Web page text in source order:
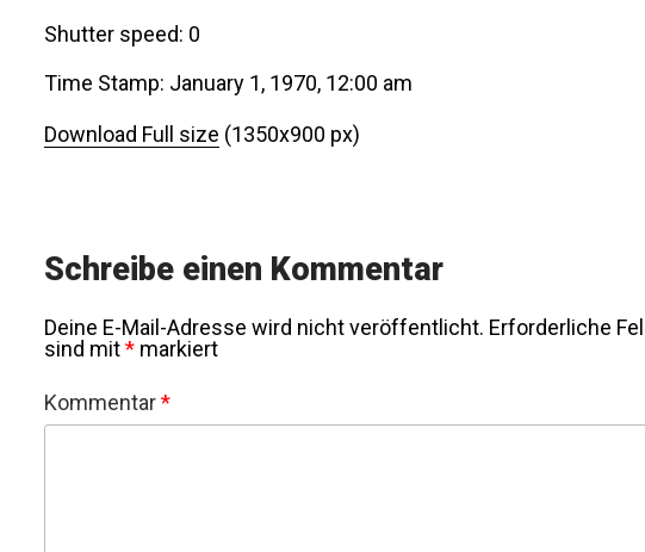
Shutter speed: 0
Time Stamp: January 1, 1970, 12:00 am
Download Full size (1350x900 px)
Schreibe einen Kommentar
Deine E-Mail-Adresse wird nicht veröffentlicht. Erforderliche
sind mit* markiert
Kommentar*